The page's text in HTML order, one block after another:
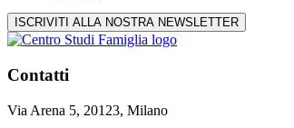
ISCRIVITI ALLA NOSTRA NEWSLETTER
Contatti
Via Arena 5, 20123, Milano